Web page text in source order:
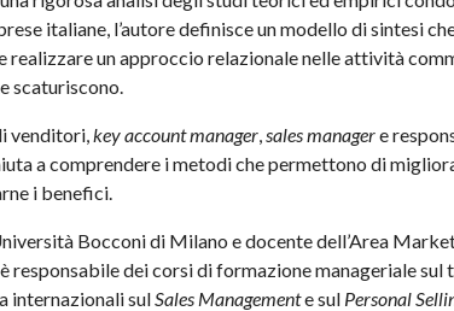
italiane, l’autore definisce un modello di sintesi
realizzare un approccio relazionale nelle attività
scaturiscono.
venditori,key account manager,sales managere
a comprendere i metodi che permettono di
i benefici.
Bocconi di Milano e docente dell’Area
responsabile dei corsi di formazione manageriale sul
internazionali sulSales Managemente sul Personal